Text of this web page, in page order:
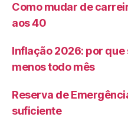
Como mudar de
aos 40
Inflação 2026: por
menos todo mês
Reserva de
suficiente